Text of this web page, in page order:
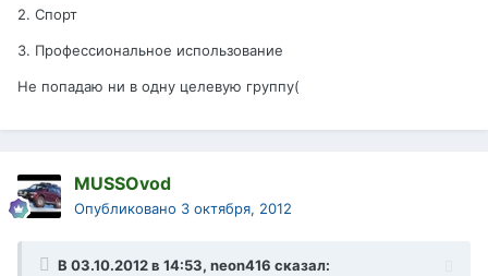
2. Спорт
3. Профессиональное использование
Не попадаю ни в одну целевую группу(
MUSSOvod
Опубликовано 3 октября, 2012
В 03.10.2012 в 14:53, neon416 сказал: